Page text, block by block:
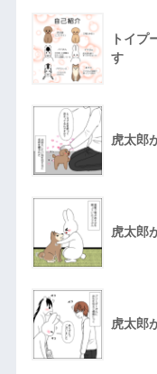
トイプ
す
虎太郎
虎太郎
虎太郎